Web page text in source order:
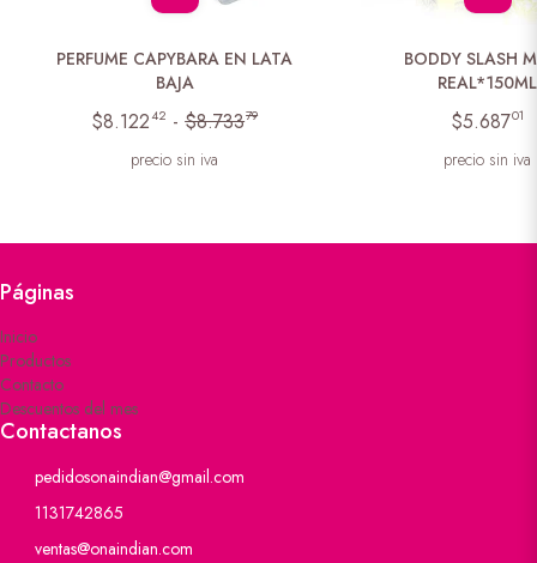
PERFUME CAPYBARA EN LATA
BAJA
$8.12242 - $8.73379
precio sin iva
BODDY SLASH
REAL*150ML
$5.68701
precio sin iva
Páginas
Inicio
Productos
Contacto
Descuentos del mes
Contactanos
pedidosonaindian@gmail.com
1131742865
ventas@onaindian.com